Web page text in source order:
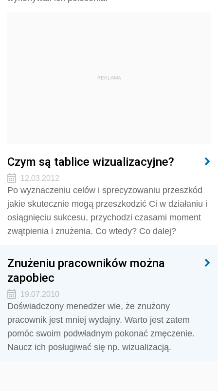
REKLAMA
Czym są tablice wizualizacyjne?
12.03.2012
Po wyznaczeniu celów i sprecyzowaniu przeszkód
jakie skutecznie mogą przeszkodzić Ci w działaniu i
osiągnięciu sukcesu, przychodzi czasami moment
zwątpienia i znużenia. Co wtedy? Co dalej?
Znużeniu pracowników można
zapobiec
19.07.2010
Doświadczony menedżer wie, że znużony
pracownik jest mniej wydajny. Warto jest zatem
pomóc swoim podwładnym pokonać zmęczenie.
Naucz ich posługiwać się np. wizualizacją.